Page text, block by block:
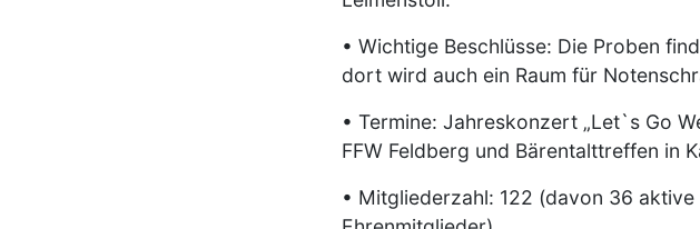
• Wichtige Beschlüsse: Die Proben
dort wird auch ein Raum für
• Termine: Jahreskonzert „Let`s Go
FFW Feldberg und Bärentalttreffen in
• Mitgliederzahl: 122 (davon 36